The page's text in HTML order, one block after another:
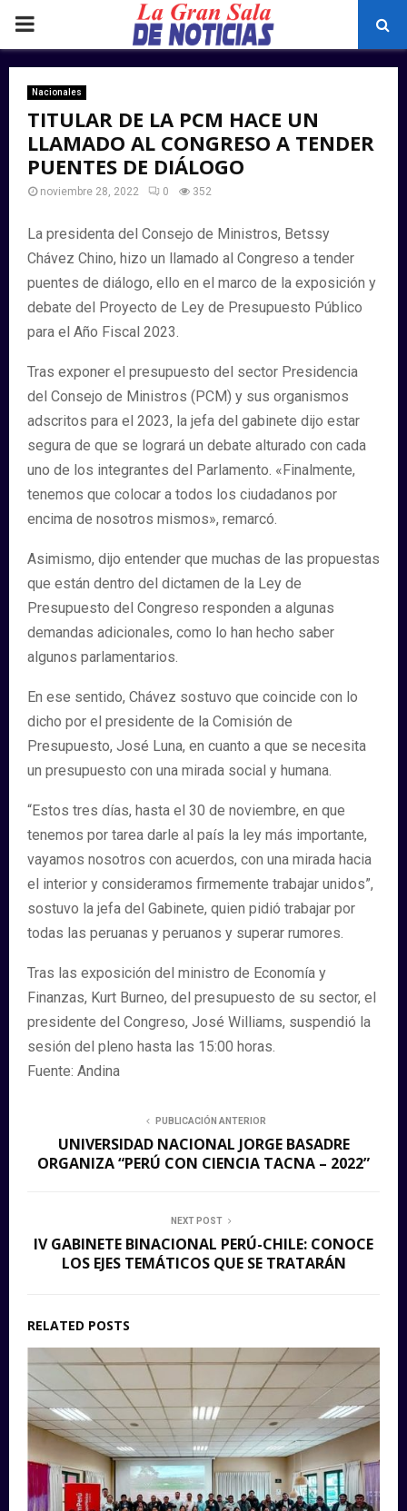
PRIMARY
MENU
Nacionales
TITULAR DE LA PCM HACE UN
LLAMADO AL CONGRESO A TENDER
PUENTES DE DIÁLOGO
noviembre 28, 2022 0 352
La presidenta del Consejo de Ministros, Betssy
Chávez Chino, hizo un llamado al Congreso a tender
puentes de diálogo, ello en el marco de la exposición y
debate del Proyecto de Ley de Presupuesto Público
para el Año Fiscal 2023.
Tras exponer el presupuesto del sector Presidencia
del Consejo de Ministros (PCM) y sus organismos
adscritos para el 2023, la jefa del gabinete dijo estar
segura de que se logrará un debate alturado con cada
uno de los integrantes del Parlamento. «Finalmente,
tenemos que colocar a todos los ciudadanos por
encima de nosotros mismos», remarcó.
Asimismo, dijo entender que muchas de las propuestas
que están dentro del dictamen de la Ley de
Presupuesto del Congreso responden a algunas
demandas adicionales, como lo han hecho saber
algunos parlamentarios.
En ese sentido, Chávez sostuvo que coincide con lo
dicho por el presidente de la Comisión de
Presupuesto, José Luna, en cuanto a que se necesita
un presupuesto con una mirada social y humana.
“Estos tres días, hasta el 30 de noviembre, en que
tenemos por tarea darle al país la ley más importante,
vayamos nosotros con acuerdos, con una mirada hacia
el interior y consideramos firmemente trabajar unidos”,
sostuvo la jefa del Gabinete, quien pidió trabajar por
todas las peruanas y peruanos y superar rumores.
Tras las exposición del ministro de Economía y
Finanzas, Kurt Burneo, del presupuesto de su sector, el
presidente del Congreso, José Williams, suspendió la
sesión del pleno hasta las 15:00 horas.
Fuente: Andina
PUBLICACIÓN ANTERIOR
UNIVERSIDAD NACIONAL JORGE BASADRE
ORGANIZA “PERÚ CON CIENCIA TACNA – 2022”
NEXT POST
IV GABINETE BINACIONAL PERÚ-CHILE: CONOCE
LOS EJES TEMÁTICOS QUE SE TRATARÁN
RELATED POSTS